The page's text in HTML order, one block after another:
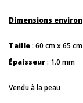
Dimensions environ
Taille: 60 cm x 65 cm
Épaisseur: 1.0 mm
Vendu à la peau